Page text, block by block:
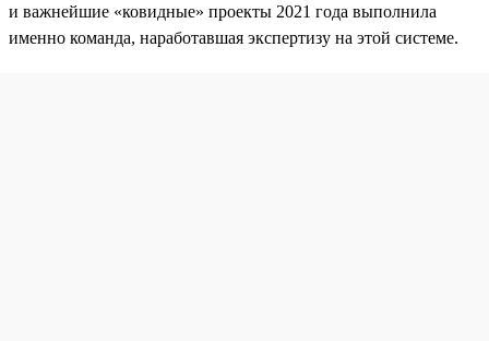
и важнейшие «ковидные» проекты 2021 года выполнила
именно команда, наработавшая экспертизу на этой системе.